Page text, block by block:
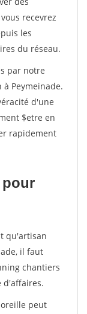
recevrez
les
du réseau.
par notre
Peymeinade.
d'une
$etre en
rapidement
pour
qu'artisan
il faut
chantiers
d'affaires.
peut